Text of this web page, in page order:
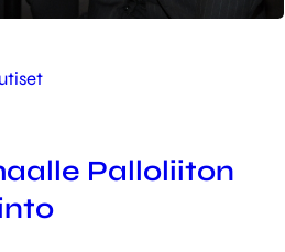
Palloliiton